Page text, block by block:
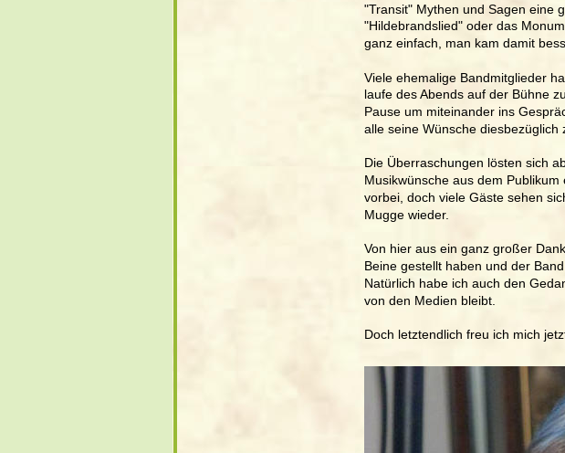
"Transit" Mythen und Sagen eine
"Hildebrandslied" oder das
ganz einfach, man kam damit
Viele ehemalige Bandmitglieder
laufe des Abends auf der Bühne
Pause um miteinander ins
alle seine Wünsche diesbezüglich
Die Überraschungen lösten sich
Musikwünsche aus dem
vorbei, doch viele Gäste sehen
Mugge wieder.
Von hier aus ein ganz großer
Beine gestellt haben und der
Natürlich habe ich auch den
von den Medien bleibt.
Doch letztendlich freu ich mich